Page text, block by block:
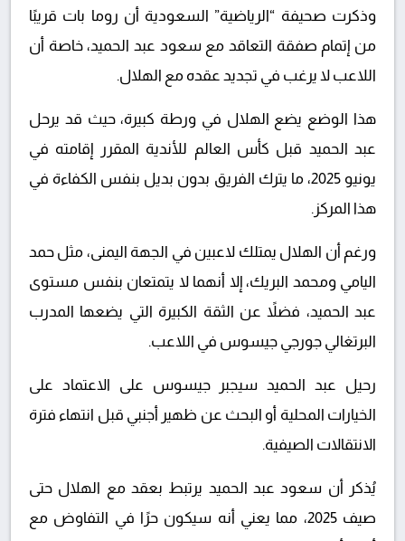
وذكرت صحيفة “الرياضية” السعودية أن روما بات قريبًا
من إتمام صفقة التعاقد مع سعود عبد الحميد، خاصة أن
اللاعب لا يرغب في تجديد عقده مع الهلال.
هذا الوضع يضع الهلال في ورطة كبيرة، حيث قد يرحل
عبد الحميد قبل كأس العالم للأندية المقرر إقامته في
يونيو 2025، ما يترك الفريق بدون بديل بنفس الكفاءة في
هذا المركز.
ورغم أن الهلال يمتلك لاعبين في الجهة اليمنى، مثل حمد
اليامي ومحمد البريك، إلا أنهما لا يتمتعان بنفس مستوى
عبد الحميد، فضلاً عن الثقة الكبيرة التي يضعها المدرب
البرتغالي جورجي جيسوس في اللاعب.
رحيل عبد الحميد سيجبر جيسوس على الاعتماد على
الخيارات المحلية أو البحث عن ظهير أجنبي قبل انتهاء فترة
الانتقالات الصيفية.
يُذكر أن سعود عبد الحميد يرتبط بعقد مع الهلال حتى
صيف 2025، مما يعني أنه سيكون حرًا في التفاوض مع